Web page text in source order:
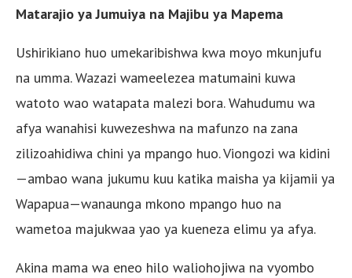
Matarajio ya Jumuiya na Majibu ya Mapema
Ushirikiano huo umekaribishwa kwa moyo mkunjufu
na umma. Wazazi wameelezea matumaini kuwa
watoto wao watapata malezi bora. Wahudumu wa
afya wanahisi kuwezeshwa na mafunzo na zana
zilizoahidiwa chini ya mpango huo. Viongozi wa kidini
—ambao wana jukumu kuu katika maisha ya kijamii ya
Wapapua—wanaunga mkono mpango huo na
wametoa majukwaa yao ya kueneza elimu ya afya.
Akina mama wa eneo hilo waliohojiwa na vyombo